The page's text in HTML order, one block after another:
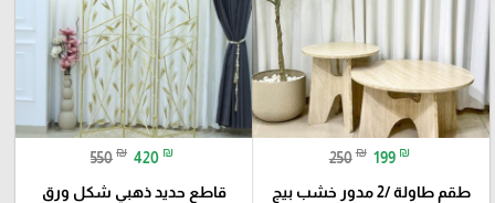
250 ₪ 199 ₪
طقم طاولة /2 مدور خشب بيج
550 ₪ 420 ₪
قاطع حديد ذهبي شكل ورق